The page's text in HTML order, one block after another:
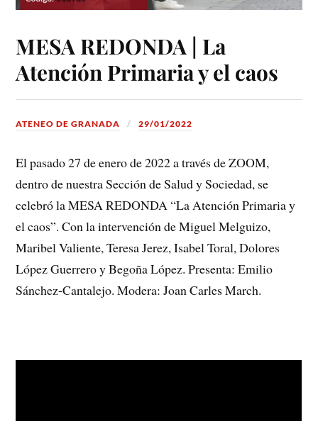
MESA REDONDA | La
Atención Primaria y el caos
ATENEO DE GRANADA 29/01/2022
El pasado 27 de enero de 2022 a través de ZOOM,
dentro de nuestra Sección de Salud y Sociedad, se
celebró la MESA REDONDA “La Atención Primaria y
el caos”. Con la intervención de Miguel Melguizo,
Maribel Valiente, Teresa Jerez, Isabel Toral, Dolores
López Guerrero y Begoña López. Presenta: Emilio
Sánchez-Cantalejo. Modera: Joan Carles March.